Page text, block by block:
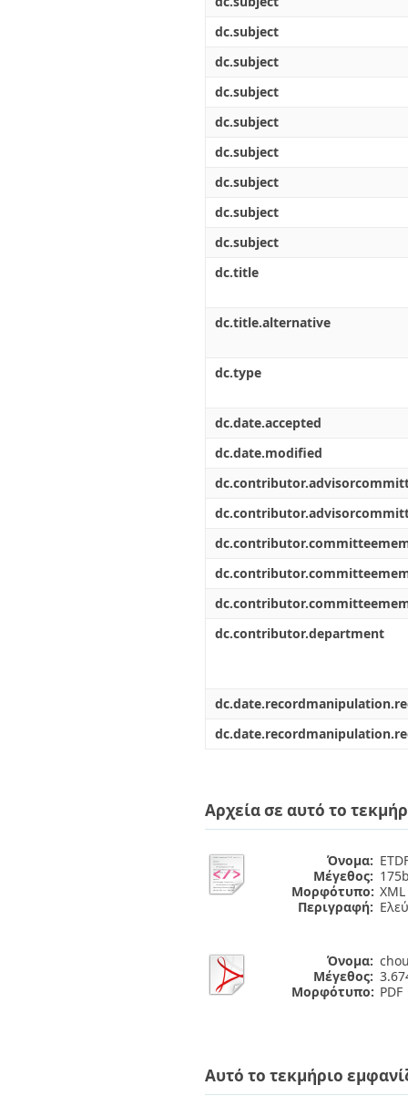
dc.subject
dc.subject
dc.subject
dc.subject
dc.subject
dc.subject
dc.subject
dc.subject
dc.title
dc.title.alternative
dc.type
dc.date.accepted
dc.date.modified
dc.contributor.department
Αρχεία σε αυτό το
Όνομα:
Μέγεθος:
Μορφότυπο: XML
Περιγραφή:
Όνομα:
Μέγεθος:
Μορφότυπο: PDF
Αυτό το τεκμήριο